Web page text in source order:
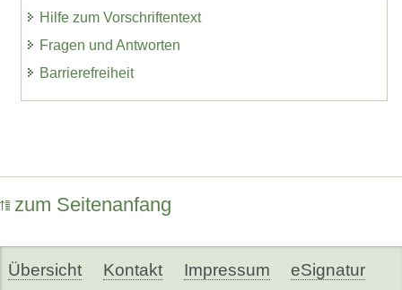
Hilfe zum Vorschriftentext
Fragen und Antworten
Barrierefreiheit
zum Seitenanfang
Übersicht Kontakt Impressum eSignatur